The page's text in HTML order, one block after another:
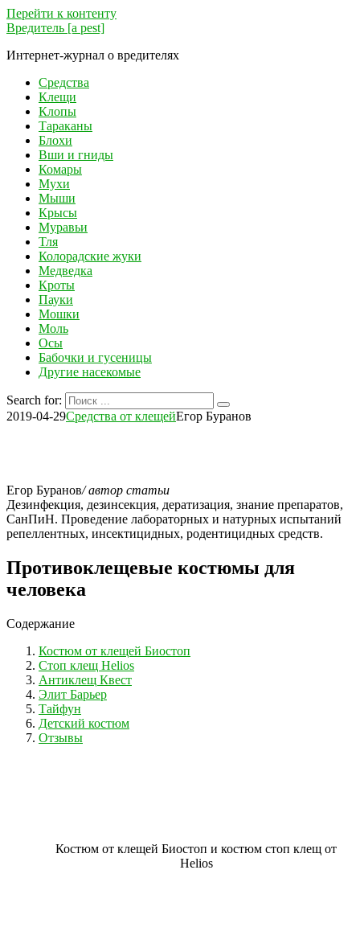
Перейти к контенту
Вредитель [a pest]
Интернет-журнал о вредителях
Средства
Клещи
Клопы
Тараканы
Блохи
Вши и гниды
Комары
Мухи
Мыши
Крысы
Муравьи
Тля
Колорадские жуки
Медведка
Кроты
Пауки
Мошки
Моль
Осы
Бабочки и гусеницы
Другие насекомые
Search for:
2019-04-29Средства от клещейЕгор Буранов
Егор Буранов/ автор статьи
Дезинфекция, дезинсекция, дератизация, знание препаратов,
СанПиН. Проведение лабораторных и натурных испытаний
репеллентных, инсектицидных, родентицидных средств.
Противоклещевые костюмы для
человека
Содержание
Костюм от клещей Биостоп
Стоп клещ Helios
Антиклещ Квест
Элит Барьер
Тайфун
Детский костюм
Отзывы
Костюм от клещей Биостоп и костюм стоп клещ от
Helios